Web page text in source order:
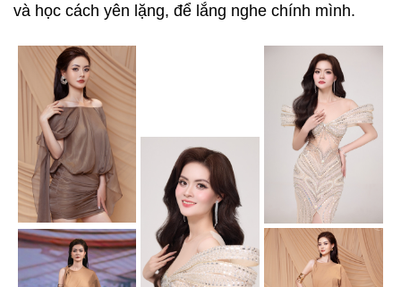
và học cách yên lặng, để lắng nghe chính mình.